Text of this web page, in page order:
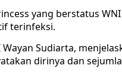
yang berstatus
terinfeksi.
Sudiarta,
dirinya dan